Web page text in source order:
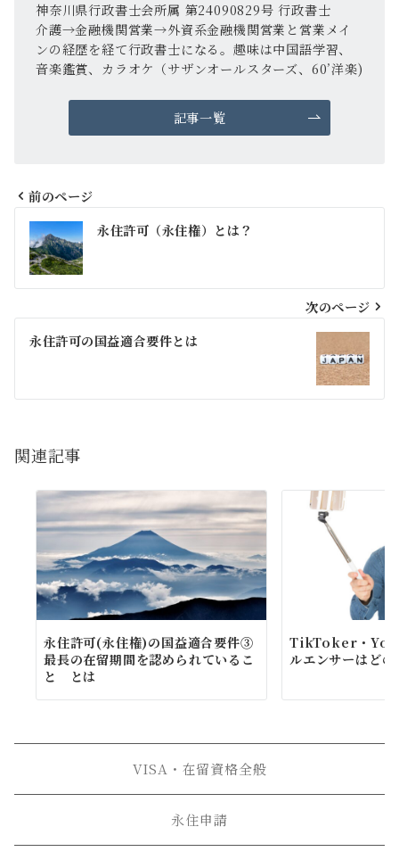
神奈川県行政書士会所属 第24090829号 行政書士
介護→金融機関営業→外資系金融機関営業と営業メイ
ンの経歴を経て行政書士になる。趣味は中国語学習、
音楽鑑賞、カラオケ（サザンオールスターズ、60’洋楽)
記事一覧
投
稿
ナ
ビ
ゲ
シ
ン
前のページ
永住許可（永住権）とは？
次のページ
永住許可の国益適合要件とは
関連記事
永住許可(永住権)の国益適合要件③
最長の在留期間を認められているこ
と とは
TikToker・
ルエンサーはど
VISA・在留資格全般
永住申請